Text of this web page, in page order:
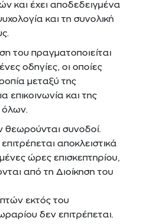
και έχει αποδεδειγμένα
και τη συνολική
του πραγματοποιείται
οδηγίες, οι οποίες
μεταξύ της
επικοινωνία και της
όλων.
θεωρούνται συνοδοί.
αποκλειστικά
ώρες επισκεπτηρίου,
από τη Διοίκηση του
εκτός του
δεν επιτρέπεται.